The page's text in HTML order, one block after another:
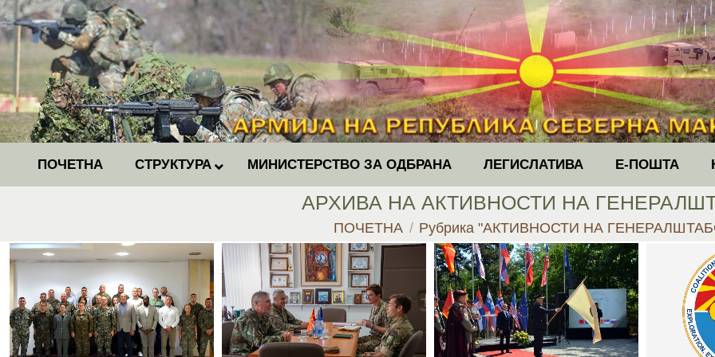
ПОЧЕТНА СТРУКТУРА МИНИСТЕРСТВО ЗА ОДБРАНА ЛЕГИСЛАТИВА Е-ПОШТА
АРХИВА НААКТИВНОСТИ НА
You are here:
ПОЧЕТНА Рубрика "АКТИВНОСТИ НА